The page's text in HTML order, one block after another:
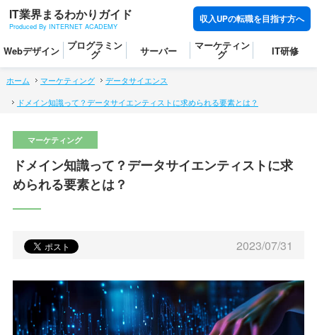
IT業界まるわかりガイド
Produced By INTERNET ACADEMY
収入UPの転職を目指す方へ
Webデザイン プログラミン
グ サーバー マーケティン
グ IT研修
ホーム マーケティング
データサイエンス
ドメイン知識って？データサイエンティストに求められる要素とは？
ドメイン知識って？データサイエンティストに求
められる要素とは？
2023/07/31